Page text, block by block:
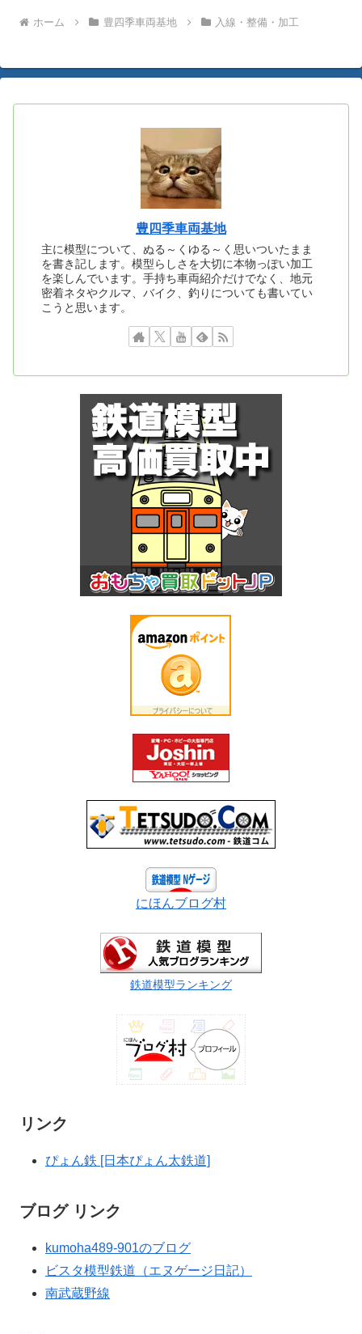
ホーム 豊四季車両基地 入線・整備・加工
豊四季車両基地
主に模型について、ぬる～くゆる～く思いついたまま
を書き記します。模型らしさを大切に本物っぽい加工
を楽しんでいます。手持ち車両紹介だけでなく、地元
密着ネタやクルマ、バイク、釣りについても書いてい
こうと思います。
にほんブログ村
鉄道模型ランキング
リンク
ぴょん鉄 [日本ぴょん太鉄道]
ブログ リンク
kumoha489-901のブログ
ビスタ模型鉄道（エヌゲージ日記）
南武蔵野線